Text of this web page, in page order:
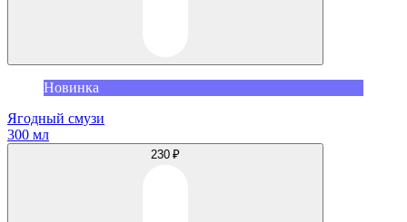
Новинка
Ягодный смузи
300 мл
230 ₽